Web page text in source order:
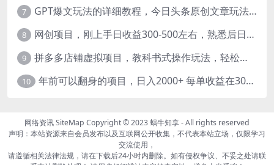
7 GPT爆文玩法的详细教程，今日头条原创文章玩法实操讲解，简单操作月入5000
8 网创项目，刚上手日收益300-500左右，熟悉后日收益1500-3000
9 拼多多店铺虚拟项目，教科书式操作玩法，轻松月入1000
10 年前可以翻身的项目，日入2000+ 每单收益在300-3000之间，利润空间非常的大
网络资讯SiteMap Copyright © 2023蜗牛知享- All rights reserved
声明：本站资源来自会员发布以及互联网公开收集，不代表本站立场，仅限学习
交流使用，
请遵循相关法律法规，请在下载后24小时内删除。如有侵权争议、不妥之处请联